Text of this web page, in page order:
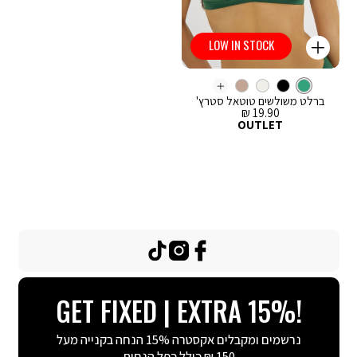
LOW IN STOCK
קנייה
מהירה
צבע
ירוק
More
Colors
ברלט משולשים טוטאל סטרץ'
מחיר
מכירה
19.90 ₪
OUTLET
ברלט
GET FIXED | EXTRA 15%!
נרשמים ומקבלים אקסטרה 15% הנחה בקנייה מעל